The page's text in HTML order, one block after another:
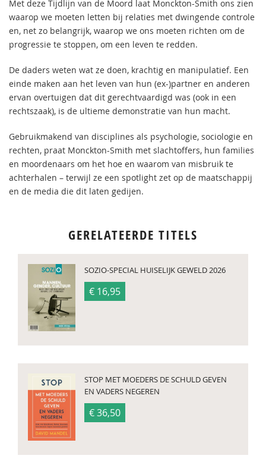
Met deze Tijdlijn van de Moord laat Monckton-Smith ons zien
waarop we moeten letten bij relaties met dwingende controle
en, net zo belangrijk, waarop we ons moeten richten om de
progressie te stoppen, om een leven te redden.
De daders weten wat ze doen, krachtig en manipulatief. Een
einde maken aan het leven van hun (ex-)partner en anderen
ervan overtuigen dat dit gerechtvaardigd was (ook in een
rechtszaak), is de ultieme demonstratie van hun macht.
Gebruikmakend van disciplines als psychologie, sociologie en
rechten, praat Monckton-Smith met slachtoffers, hun families
en moordenaars om het hoe en waarom van misbruik te
achterhalen – terwijl ze een spotlight zet op de maatschappij
en de media die dit laten gedijen.
GERELATEERDE TITELS
SOZIO-SPECIAL HUISELIJK GEWELD 2026
€ 16,95
STOP MET MOEDERS DE SCHULD GEVEN
EN VADERS NEGEREN
€ 36,50